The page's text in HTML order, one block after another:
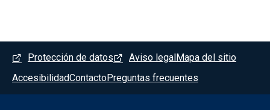
Menú del pie
Protección de datos Aviso legal Mapa del sitio
AccesibilidadContactoPreguntas frecuentes